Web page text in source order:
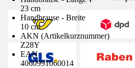
23 cm
Handbrause - Breite
10 cm
AKN (Artikelkurznummer)
Z28Y
EAN
4060991060014